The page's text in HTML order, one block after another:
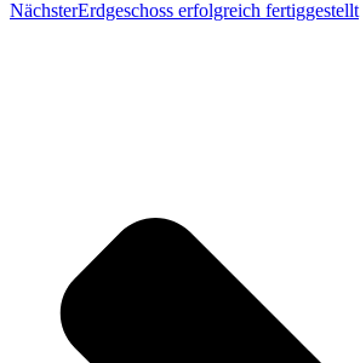
NächsterErdgeschoss erfolgreich fertiggestellt